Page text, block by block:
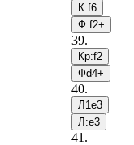
К:f6
Ф:f2+
39.
Кр:f2
Фd4+
40.
Л1e3
Л:e3
41 .